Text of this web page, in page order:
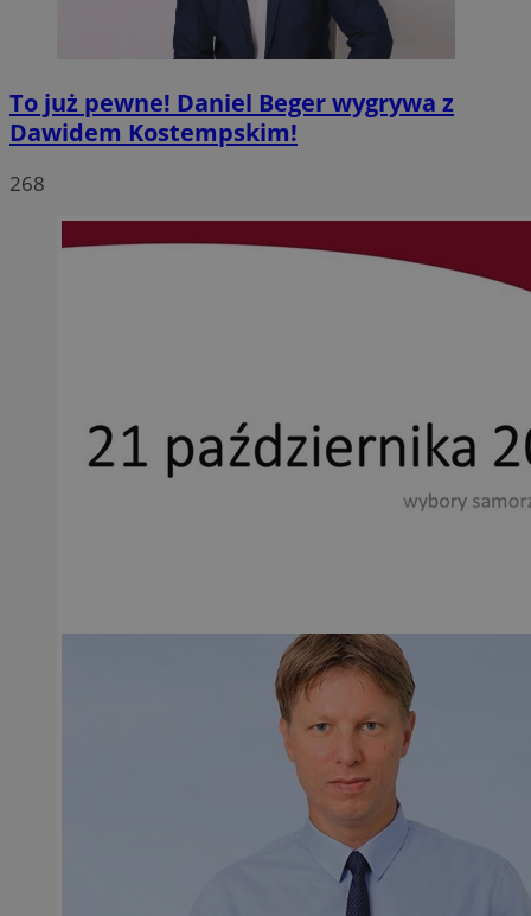
To już pewne! Daniel Beger wygrywa z
Dawidem Kostempskim!
268